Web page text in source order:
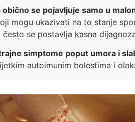
se pojavljuje samo u
mogu ukazivati na to stanje
se postavlja kasna
simptome poput umora i
autoimunim bolestima i